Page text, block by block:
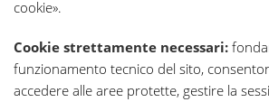
cookie».
Cookie strettamente necessari:
funzionamento tecnico del sito,
accedere alle aree protette, gestire la